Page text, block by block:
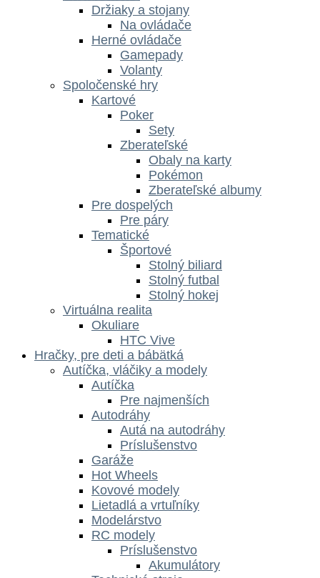
Držiaky a stojany
Na ovládače
Herné ovládače
Gamepady
Volanty
Spoločenské hry
Kartové
Poker
Sety
Zberateľské
Obaly na karty
Pokémon
Zberateľské albumy
Pre dospelých
Pre páry
Tematické
Športové
Stolný biliard
Stolný futbal
Stolný hokej
Virtuálna realita
Okuliare
HTC Vive
Hračky, pre deti a bábätká
Autíčka, vláčiky a modely
Autíčka
Pre najmenších
Autodráhy
Autá na autodráhy
Príslušenstvo
Garáže
Hot Wheels
Kovové modely
Lietadlá a vrtuľníky
Modelárstvo
RC modely
Príslušenstvo
Akumulátory